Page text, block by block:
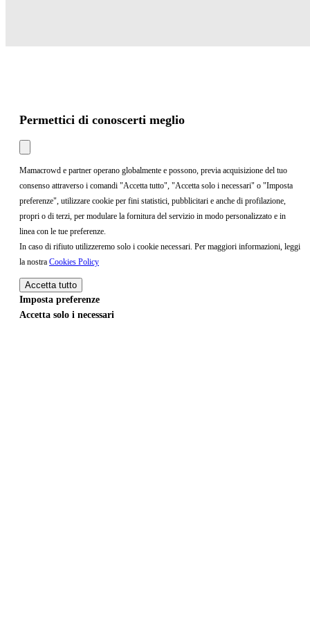
Permettici di conoscerti meglio
Mamacrowd e partner operano globalmente e possono, previa acquisizione del tuo
consenso attraverso i comandi "Accetta tutto", "Accetta solo i necessari" o "Imposta
preferenze", utilizzare cookie per fini statistici, pubblicitari e anche di profilazione,
propri o di terzi, per modulare la fornitura del servizio in modo personalizzato e in
linea con le tue preferenze.
In caso di rifiuto utilizzeremo solo i cookie necessari. Per maggiori informazioni, leggi
la nostra Cookies Policy
Accetta tutto
Imposta preferenze
Accetta solo i necessari